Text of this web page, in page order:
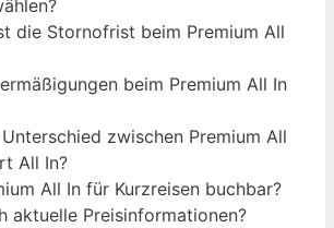
die Stornofrist beim Premium All
beim Premium All In
zwischen Premium All
All In?
All In für Kurzreisen buchbar?
aktuelle Preisinformationen?